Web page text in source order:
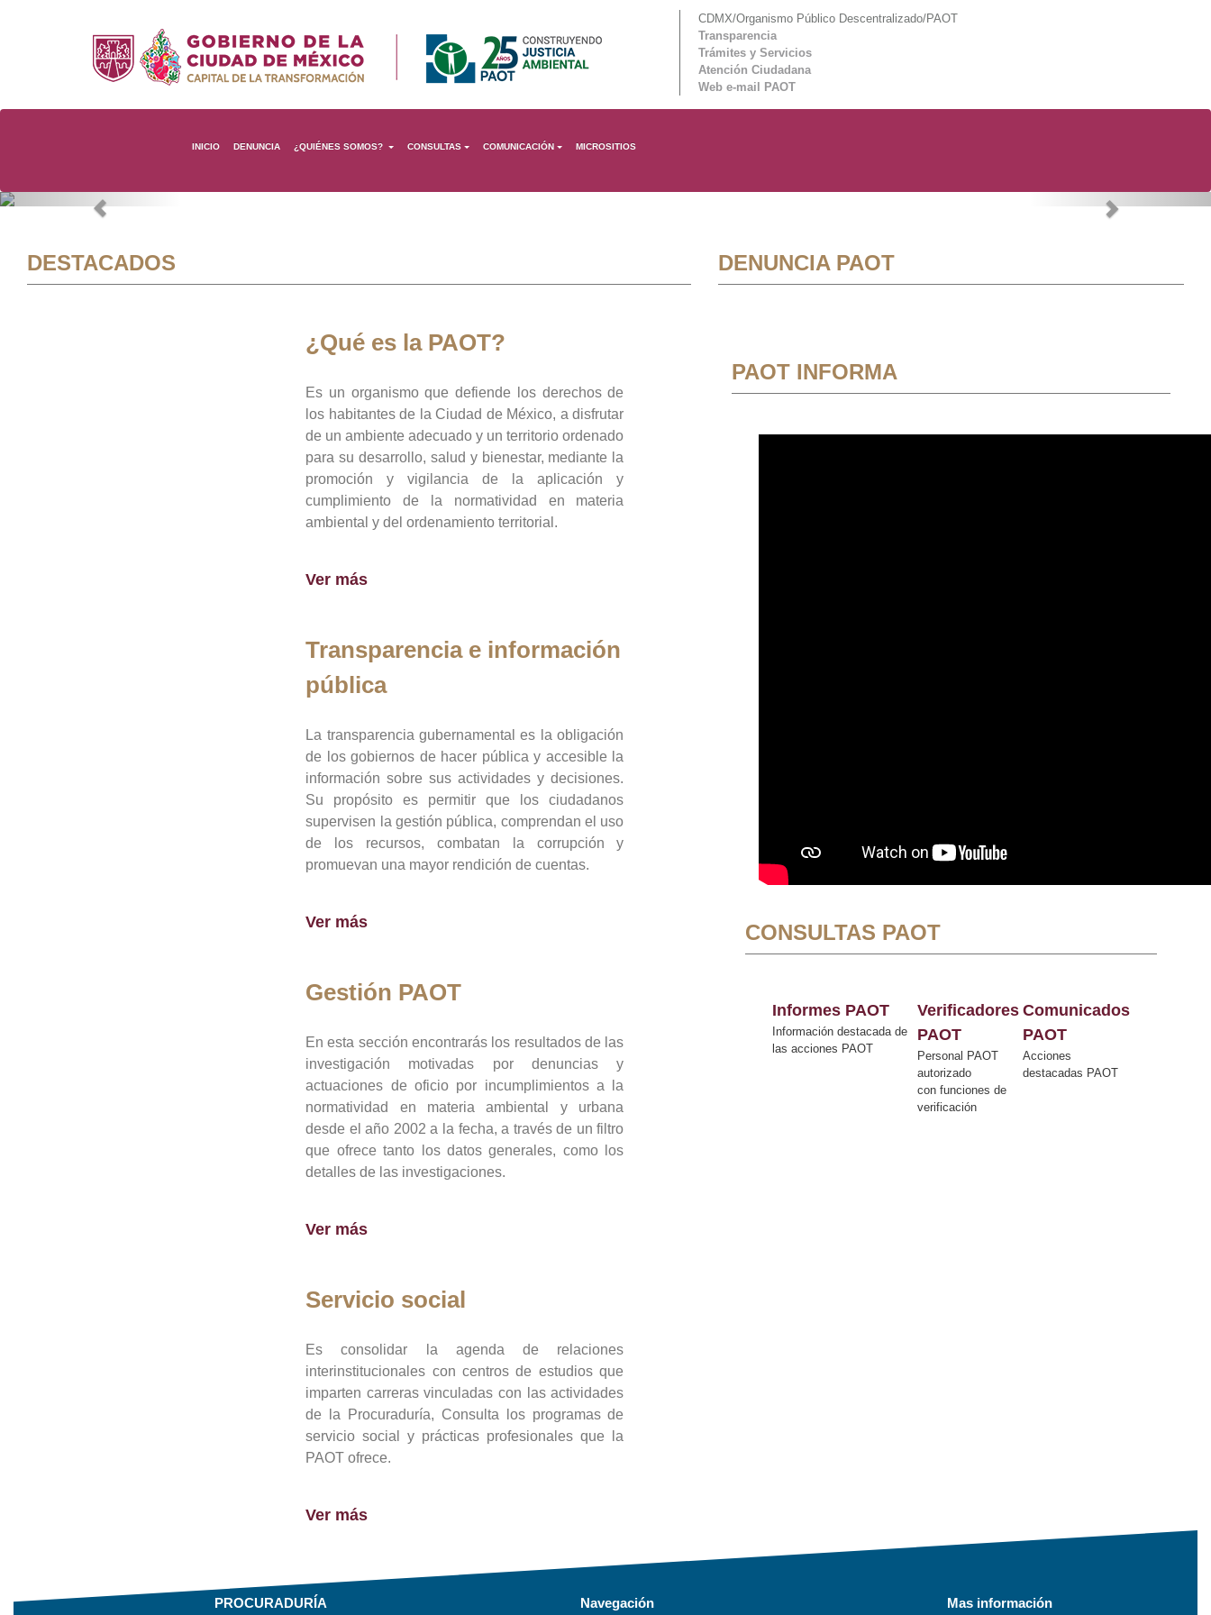
CDMX/Organismo Público Descentralizado/PAOT
Transparencia
Trámites y Servicios
Atención Ciudadana
Web e-mail PAOT
INICIO DENUNCIA ¿QUIÉNES SOMOS? CONSULTAS COMUNICACIÓN MICROSITIOS
Previous Next
DESTACADOS
¿Qué es la PAOT?
Es un organismo que defiende los derechos de
los habitantes de la Ciudad de México, a disfrutar
de un ambiente adecuado y un territorio ordenado
para su desarrollo, salud y bienestar, mediante la
promoción y vigilancia de la aplicación y
cumplimiento de la normatividad en materia
ambiental y del ordenamiento territorial.
Ver más
Transparencia e información
pública
La transparencia gubernamental es la obligación
de los gobiernos de hacer pública y accesible la
información sobre sus actividades y decisiones.
Su propósito es permitir que los ciudadanos
supervisen la gestión pública, comprendan el uso
de los recursos, combatan la corrupción y
promuevan una mayor rendición de cuentas.
Ver más
Gestión PAOT
En esta sección encontrarás los resultados de las
investigación motivadas por denuncias y
actuaciones de oficio por incumplimientos a la
normatividad en materia ambiental y urbana
desde el año 2002 a la fecha, a través de un filtro
que ofrece tanto los datos generales, como los
detalles de las investigaciones.
Ver más
Servicio social
Es consolidar la agenda de relaciones
interinstitucionales con centros de estudios que
imparten carreras vinculadas con las actividades
de la Procuraduría, Consulta los programas de
servicio social y prácticas profesionales que la
PAOT ofrece.
Ver más
DENUNCIA PAOT
PAOT INFORMA
CONSULTAS PAOT
Informes PAOT
Información destacada de
las acciones PAOT
Verificadores
PAOT
Personal PAOT
autorizado
con funciones de
verificación
Comunicados
PAOT
Acciones
destacadas PAOT
PROCURADURÍA Navegación Mas información